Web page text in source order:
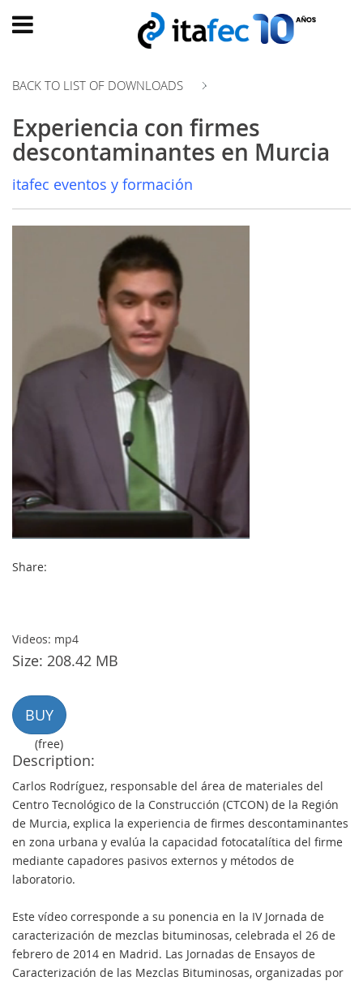
Main
HOME
EVOLUTION
EVENTS
WATCH
TRANSFORMATION
EXPERIENCE
NEWS
BLOG
CLUB
CONTACT
FAQ
Share:
BACK TO LIST OF DOWNLOADS
Experiencia con firmes
descontaminantes en Murcia
itafec eventos y formación
Share:
Videos: mp4
Size: 208.42 MB
BUY
(free)
Description:
Carlos Rodríguez, responsable del área de materiales del
Centro Tecnológico de la Construcción (CTCON) de la Región
de Murcia, explica la experiencia de firmes descontaminantes
en zona urbana y evalúa la capacidad fotocatalítica del firme
mediante capadores pasivos externos y métodos de
laboratorio.
Este vídeo corresponde a su ponencia en la IV Jornada de
caracterización de mezclas bituminosas, celebrada el 26 de
febrero de 2014 en Madrid. Las Jornadas de Ensayos de
Caracterización de las Mezclas Bituminosas, organizadas por